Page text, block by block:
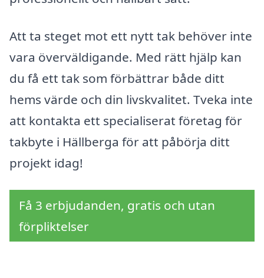
Att ta steget mot ett nytt tak behöver inte
vara överväldigande. Med rätt hjälp kan
du få ett tak som förbättrar både ditt
hems värde och din livskvalitet. Tveka inte
att kontakta ett specialiserat företag för
takbyte i Hällberga för att påbörja ditt
projekt idag!
Få 3 erbjudanden, gratis och utan
förpliktelser